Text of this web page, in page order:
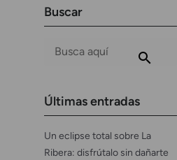
Buscar
Últimas entradas
Un eclipse total sobre La
Ribera: disfrútalo sin dañarte